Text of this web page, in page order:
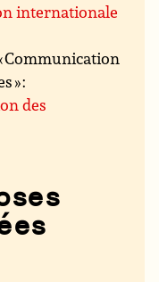
internationale
Communication
» :
des